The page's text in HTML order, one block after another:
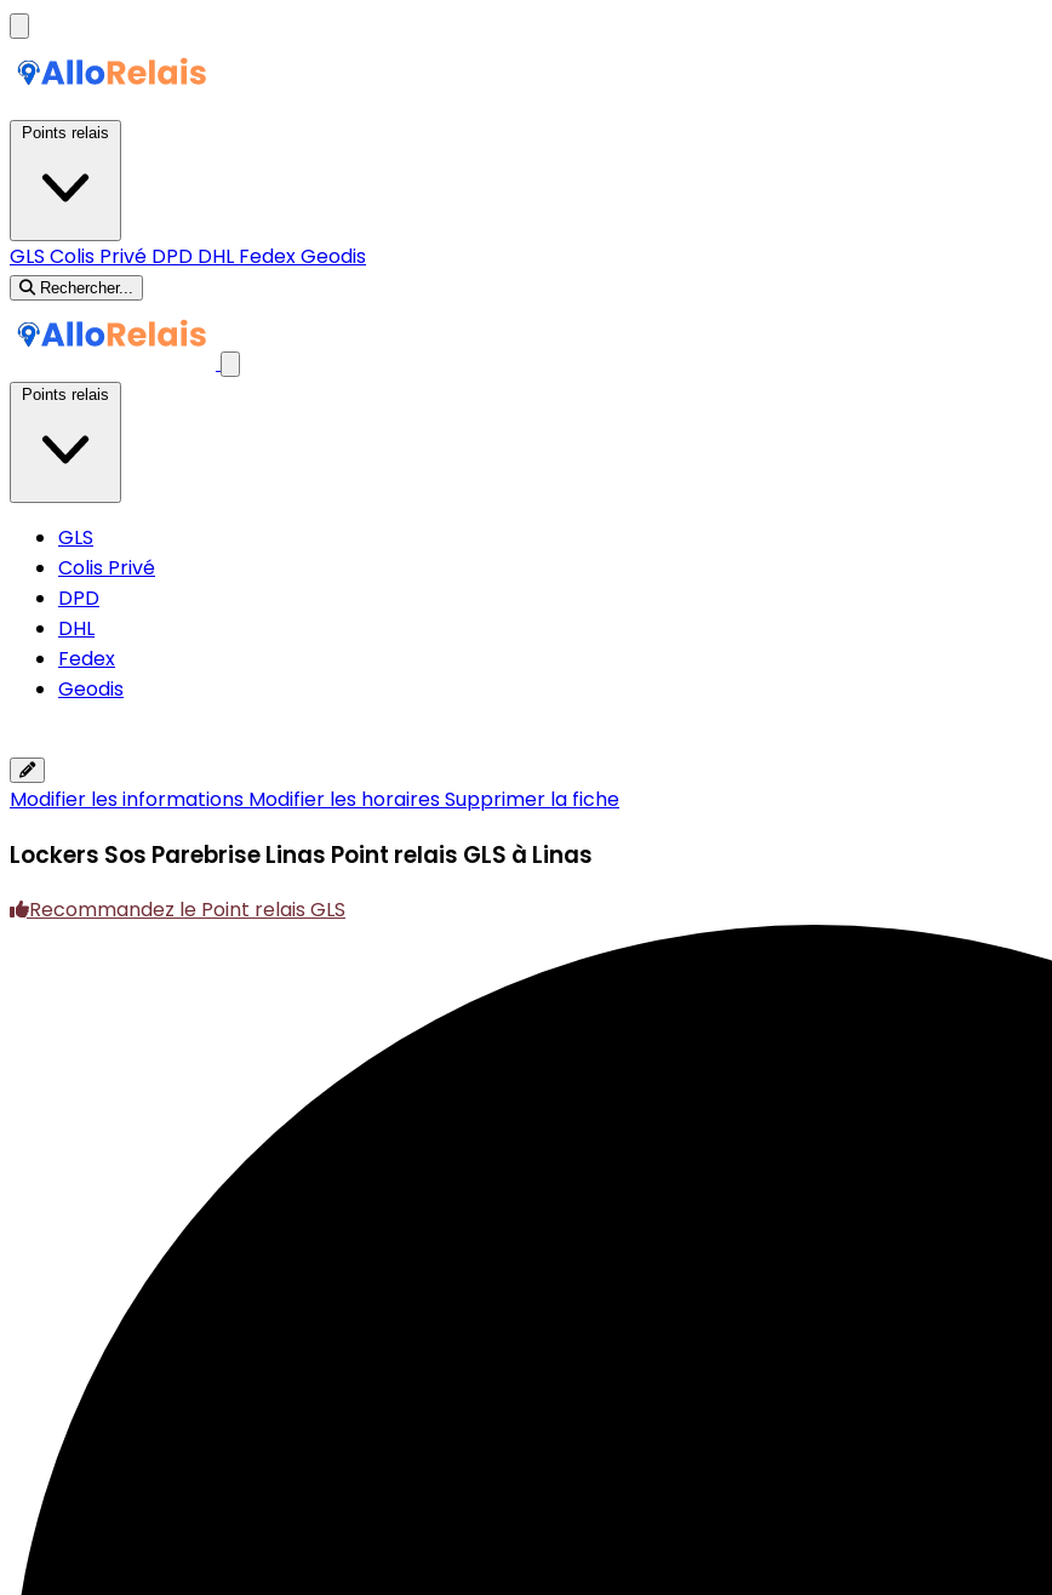
GLS Colis Privé DPD DHL FedexGeodis
Rechercher...
GLS
Colis Privé
DPD
DHL
Fedex
Geodis
Modifier les informations Modifier les horairesSupprimer la fiche
Lockers Sos Parebrise Linas Point relais GLS à Linas
Recommandez le Point relais GLS